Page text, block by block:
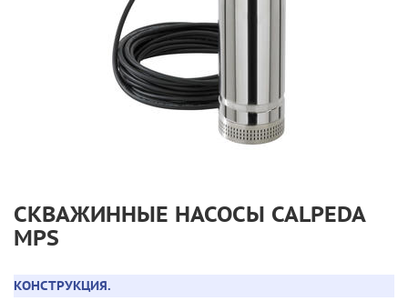
СКВАЖИННЫЕ НАСОСЫ CALPEDA
MPS
КОНСТРУКЦИЯ.